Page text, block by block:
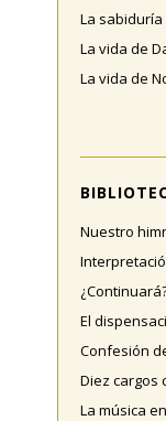
La
La vida de
La vida de
Nuestro
El
Confesión
Diez cargos
La música